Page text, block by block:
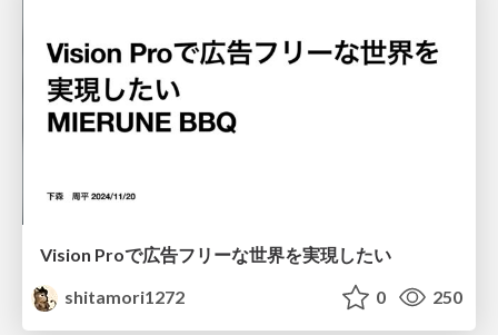
Vision Proで広告フリーな世界を実現したい
shitamori1272
0 250